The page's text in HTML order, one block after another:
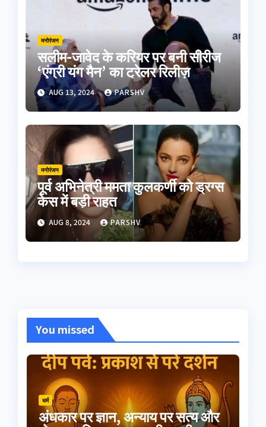
मनोरंजन
सलीम-जावेद के करियर पर बनी सीरीज
‘एंग्री यंग मैन’ का ट्रेलर रिलीज़
AUG 13, 2024 PARSHV
मनोरंजन
पूर्व अभिनेत्री ममता कुलकर्णी को ड्रग्स
केस में बड़ी राहत
AUG 8, 2024 PARSHV
You missed
धर्म
अंधकार पर ज्ञान, अन्याय पर सत्य और